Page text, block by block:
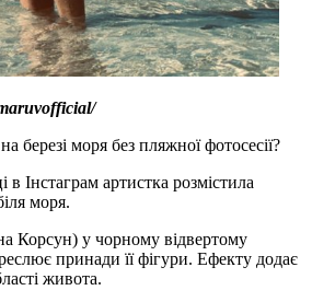
березі моря без пляжної фотосесії?
в Інстаграм артистка розмістила
моря.
у чорному відвертому
принади її фігури. Ефекту додає
живота.